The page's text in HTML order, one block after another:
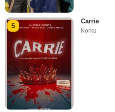
5
Carrie
Korku